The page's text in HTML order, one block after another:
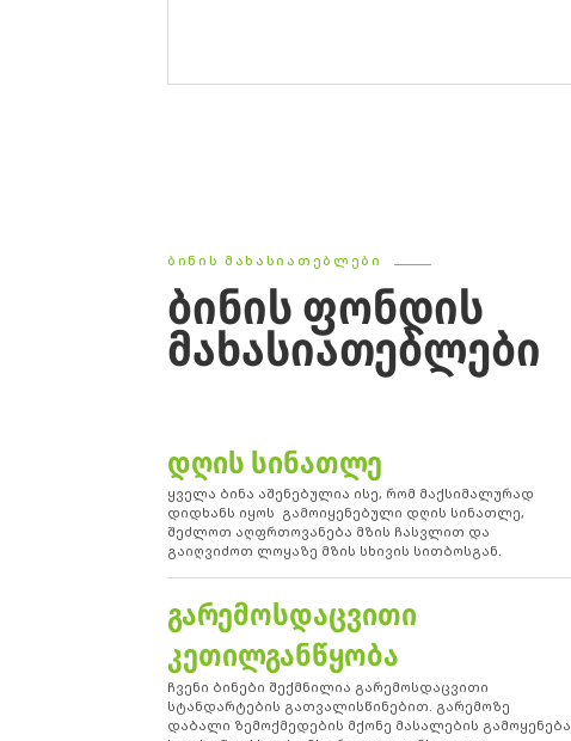
ᲑᲘᲜᲘᲡ ᲛᲐᲮᲐᲡᲘᲐᲗᲔᲑᲚᲔᲑᲘ
ᲑᲘᲜᲘᲡ ᲤᲝᲜᲓᲘᲡ
ᲛᲐᲮᲐᲡᲘᲐᲗᲔᲑᲚᲔᲑᲘ
ᲓᲦᲘᲡ ᲡᲘᲜᲐᲗᲚᲔ
ყველა ბინა აშენებულია ისე, რომ მაქსიმალურად
დიდხანს იყოს გამოიყენებული დღის სინათლე,
შეძლოთ აღფრთოვანება მზის ჩასვლით და
გაიღვიძოთ ლოყაზე მზის სხივის სითბოსგან.
ᲒᲐᲠᲔᲛᲝᲡᲓᲐᲪᲕᲘᲗᲘ
ᲙᲔᲗᲘᲚᲒᲐᲜᲬᲧᲝᲑᲐ
ჩვენი ბინები შექმნილია გარემოსდაცვითი
სტანდარტების გათვალისწინებით. გარემოზე
დაბალი ზემოქმედების მქონე მასალების გამოყენება